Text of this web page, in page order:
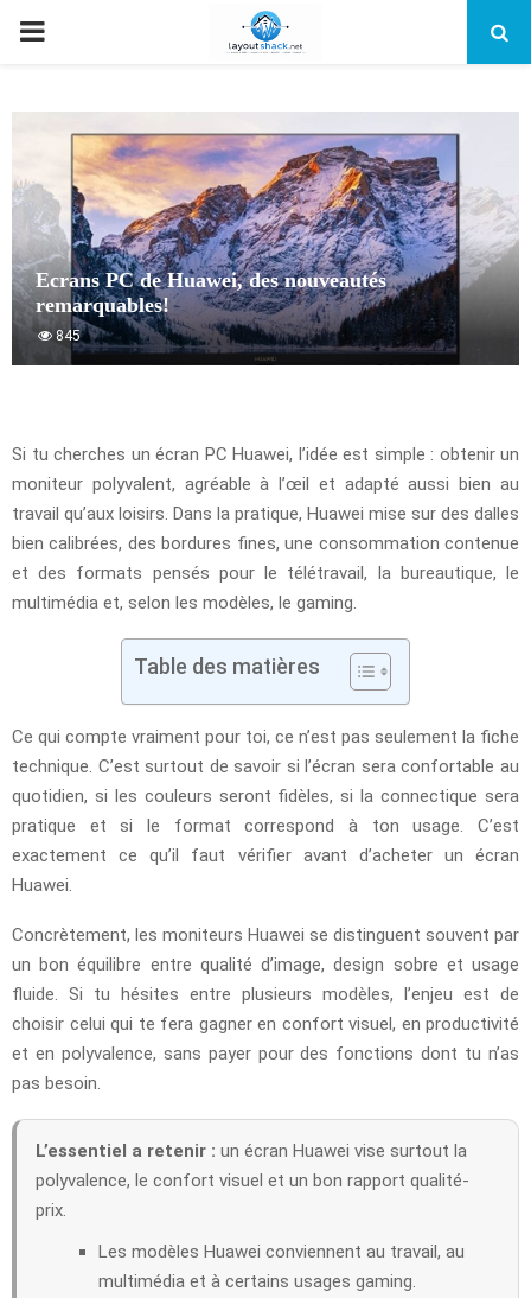
PRIMARY
Ecrans PC de Huawei, des nouveautés
remarquables!
845
Si tu cherches un écran PC Huawei, l’idée est simple : obtenir un
moniteur polyvalent, agréable à l’œil et adapté aussi bien au
travail qu’aux loisirs. Dans la pratique, Huawei mise sur des dalles
bien calibrées, des bordures fines, une consommation contenue
et des formats pensés pour le télétravail, la bureautique, le
multimédia et, selon les modèles, le gaming.
Table des matières
Ce qui compte vraiment pour toi, ce n’est pas seulement la fiche
technique. C’est surtout de savoir si l’écran sera confortable au
quotidien, si les couleurs seront fidèles, si la connectique sera
pratique et si le format correspond à ton usage. C’est
exactement ce qu’il faut vérifier avant d’acheter un écran
Huawei.
Concrètement, les moniteurs Huawei se distinguent souvent par
un bon équilibre entre qualité d’image, design sobre et usage
fluide. Si tu hésites entre plusieurs modèles, l’enjeu est de
choisir celui qui te fera gagner en confort visuel, en productivité
et en polyvalence, sans payer pour des fonctions dont tu n’as
pas besoin.
L’essentiel a retenir : un écran Huawei vise surtout la
polyvalence, le confort visuel et un bon rapport qualité-
prix.
Les modèles Huawei conviennent au travail, au
multimédia et à certains usages gaming.